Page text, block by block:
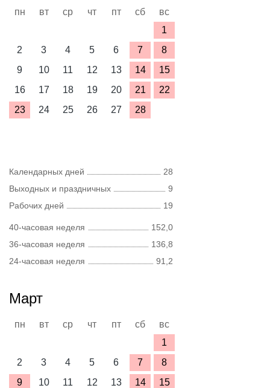
пн вт ср чт пт сб
вс
1
2
3 4 5 6 7
8
9
10 11 12 13 14
15
16
17 18 19 20 21
22
23
24 25 26 27 28
Календарных дней
28
Выходных и праздничных
9
Рабочих дней
19
40-часовая неделя
152,0
36-часовая неделя
136,8
24-часовая неделя
91,2
Март
пн вт ср чт пт сб
вс
1
2
3 4 5 6 7
8
9
10 11 12 13 14
15